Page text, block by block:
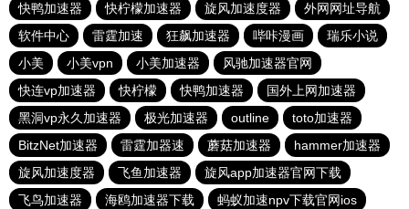
快鸭加速器
快柠檬加速器 旋风加速度器
外网网址导航
软件中心
雷霆加速 狂飙加速器 哔咔漫画
瑞乐小说
小美
小美vpn 小美加速器
风驰加速器官网
快连vp加速器
快柠檬 快鸭加速器
国外上网加速器
黑洞vp永久加速器
极光加速器 outline
toto加速器
BitzNet加速器
雷霆加器速 蘑菇加速器
hammer加速器
旋风加速度器
飞鱼加速器
旋风app加速器官网下载
飞鸟加速器
海鸥加速器下载
蚂蚁加速npv下载官网ios